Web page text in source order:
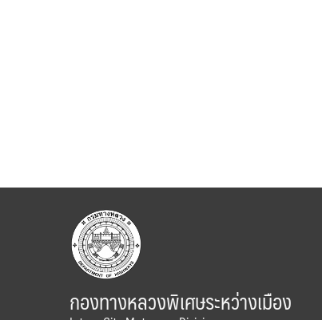
กองทางหลวงพิเศษระหว่างเมือง